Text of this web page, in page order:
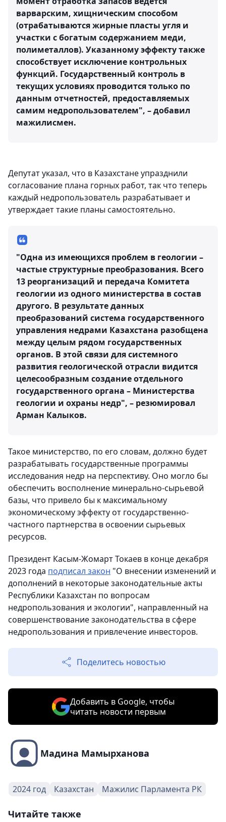
варварским, хищническим способом
(отрабатываются жирные пласты угля и
участки с богатым содержанием меди,
полиметаллов). Указанному эффекту также
способствует исключение контрольных
функций. Государственный контроль в
текущих условиях проводится только по
данным отчетностей, предоставляемых
самим недропользователем", – добавил
мажилисмен.
Депутат указал, что в Казахстане упразднили
согласование плана горных работ, так что теперь
каждый недропользователь разрабатывает и
утверждает такие планы самостоятельно.
"Одна из имеющихся проблем в геологии –
частые структурные преобразования. Всего
13 реорганизаций и передача Комитета
геологии из одного министерства в состав
другого. В результате данных
преобразований система государственного
управления недрами Казахстана разобщена
между целым рядом государственных
органов. В этой связи для системного
развития геологической отрасли видится
целесообразным создание отдельного
государственного органа – Министерства
геологии и охраны недр", – резюмировал
Арман Калыков.
Такое министерство, по его словам, должно будет
разрабатывать государственные программы
исследования недр на перспективу. Оно могло бы
обеспечить восполнение минерально-сырьевой
базы, что привело бы к максимальному
экономическому эффекту от государственно-
частного партнерства в освоении сырьевых
ресурсов.
Президент Касым-Жомарт Токаев в конце декабря
2023 года подписал закон "О внесении изменений и
дополнений в некоторые законодательные акты
Республики Казахстан по вопросам
недропользования и экологии", направленный на
совершенствование законодательства в сфере
недропользования и привлечение инвесторов.
Поделитесь новостью
Добавить в Google, чтобы
читать новости первым
Мадина Мамырханова
2024 год Казахстан Мажилис Парламента РК
Читайте также